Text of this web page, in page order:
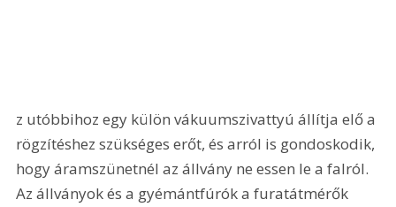
z utóbbihoz egy külön vákuumszivattyú állítja elő a
rögzítéshez szükséges erőt, és arról is gondoskodik,
hogy áramszünetnél az állvány ne essen le a falról.
Az állványok és a gyémántfúrók a furatátmérők